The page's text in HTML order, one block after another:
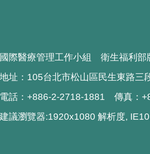
國際醫療管理工作小組 衛生福利部
地址：105台北市松山區民生東路三
電話：+886-2-2718-1881 傳真：
建議瀏覽器:1920x1080 解析度,